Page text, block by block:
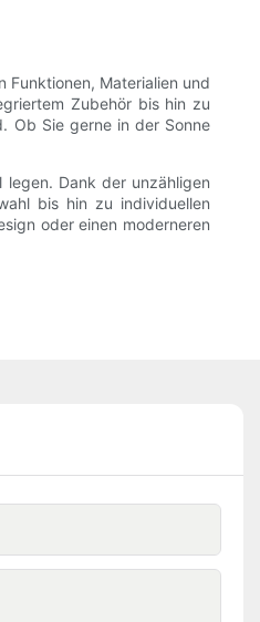
Funktionen, Materialien und
Zubehör bis hin zu
Ob Sie gerne in der Sonne
Dank der unzähligen
bis hin zu individuellen
oder einen moderneren